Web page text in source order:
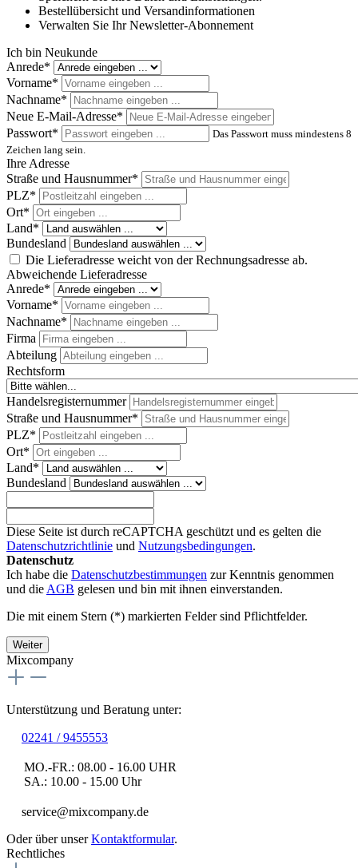
Bestellübersicht und Versandinformationen
Verwalten Sie Ihr Newsletter-Abonnement
Ich bin Neukunde
Anrede*
Vorname*
Nachname*
Neue E-Mail-Adresse*
Passwort*
Das Passwort muss mindestens 8
Zeichen lang sein.
Ihre Adresse
Straße und Hausnummer*
PLZ*
Ort*
Land*
Bundesland
Die Lieferadresse weicht von der Rechnungsadresse ab.
Abweichende Lieferadresse
Anrede*
Vorname*
Nachname*
Firma
Abteilung
Rechtsform
Handelsregisternummer
Straße und Hausnummer*
PLZ*
Ort*
Land*
Bundesland
Diese Seite ist durch reCAPTCHA geschützt und es gelten die
Datenschutzrichtlinie und Nutzungsbedingungen.
Datenschutz
Ich habe die Datenschutzbestimmungen zur Kenntnis genommen
und die AGB gelesen und bin mit ihnen einverstanden.
Die mit einem Stern (*) markierten Felder sind Pflichtfelder.
Weiter
Mixcompany
Unterstützung und Beratung unter:
02241 / 9455553
MO.-FR.: 08.00 - 16.00 UHR
SA.: 10.00 - 15.00 Uhr
service@mixcompany.de
Oder über unserKontaktformular.
Rechtliches